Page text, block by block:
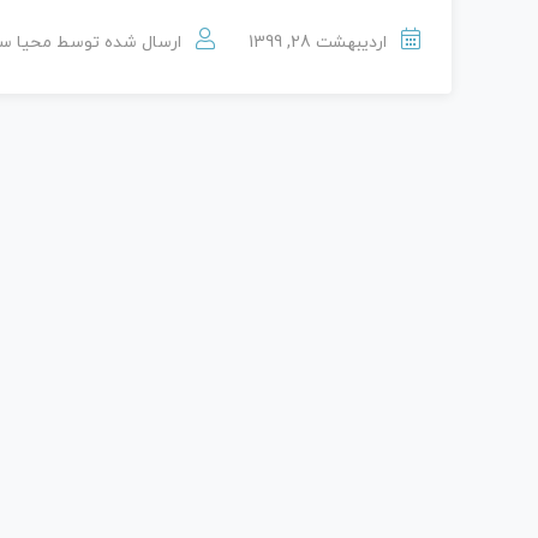
اردیبهشت 28, 1399 ارسال شده توسط محیا